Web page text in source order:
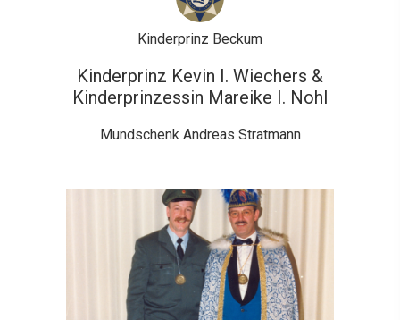
Kinderprinz Beckum
Kinderprinz Kevin I. Wiechers &
Kinderprinzessin Mareike I. Nohl
Mundschenk Andreas Stratmann